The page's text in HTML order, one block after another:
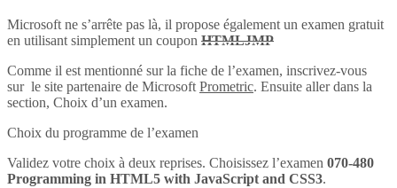
Microsoft ne s’arrête pas là, il propose également un examen gratuit
en utilisant simplement un coupon HTMLJMP
Comme il est mentionné sur la fiche de l’examen, inscrivez-vous
sur le site partenaire de Microsoft Prometric. Ensuite aller dans la
section, Choix d’un examen.
Choix du programme de l’examen
Validez votre choix à deux reprises. Choisissez l’examen 070-480
Programming in HTML5 with JavaScript and CSS3.